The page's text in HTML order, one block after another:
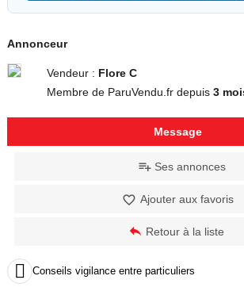
Annonceur
Vendeur : Flore C
Membre de ParuVendu.fr depuis 3
Message
Ses annonces
Ajouter aux favoris
Retour à la liste
 Conseils vigilance entre particuliers